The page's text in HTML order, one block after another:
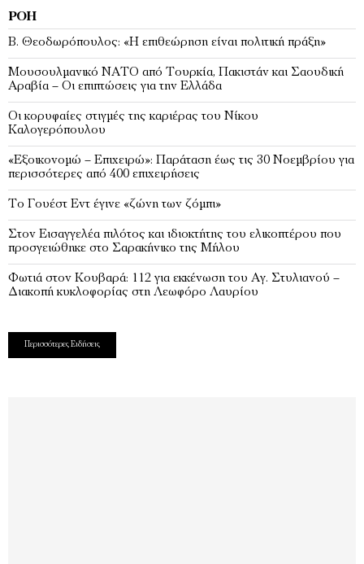
ΡΟΉ
Β. Θεοδωρόπουλος: «Η επιθεώρηση είναι πολιτική πράξη»
Μουσουλμανικό ΝΑΤΟ από Τουρκία, Πακιστάν και Σαουδική
Αραβία – Οι επιπτώσεις για την Ελλάδα
Οι κορυφαίες στιγμές της καριέρας του Νίκου
Καλογερόπουλου
«Εξοικονομώ – Επιχειρώ»: Παράταση έως τις 30 Νοεμβρίου για
περισσότερες από 400 επιχειρήσεις
Το Γουέστ Εντ έγινε «ζώνη των ζόμπι»
Στον Εισαγγελέα πιλότος και ιδιοκτήτης του ελικοπτέρου που
προσγειώθηκε στο Σαρακήνικο της Μήλου
Φωτιά στον Κουβαρά: 112 για εκκένωση του Αγ. Στυλιανού –
Διακοπή κυκλοφορίας στη Λεωφόρο Λαυρίου
Περισσότερες Ειδήσεις